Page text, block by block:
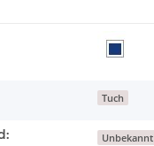
Tuch
Unbekannt